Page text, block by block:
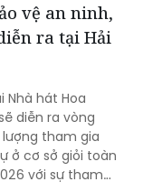
độc da cam”.
vệ an ninh,
ra tại Hải
Nhà hát Hoa
diễn ra vòng
tham gia
ở cơ sở giỏi toàn
với sự tham